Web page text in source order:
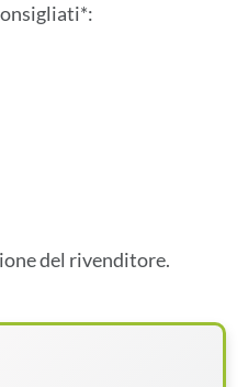
del rivenditore.